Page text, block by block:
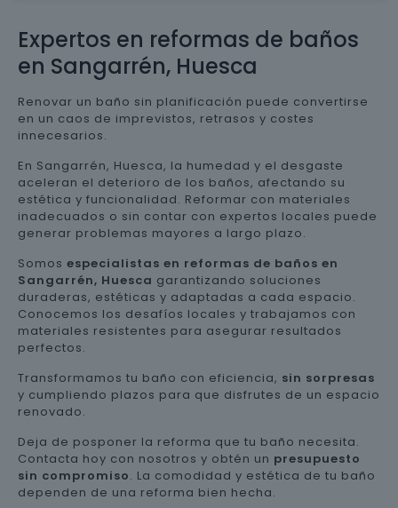
Expertos en reformas de baños
en Sangarrén, Huesca
Renovar un baño sin planificación puede convertirse
en un caos de imprevistos, retrasos y costes
innecesarios.
En Sangarrén, Huesca, la humedad y el desgaste
aceleran el deterioro de los baños, afectando su
estética y funcionalidad. Reformar con materiales
inadecuados o sin contar con expertos locales puede
generar problemas mayores a largo plazo.
Somos especialistas en reformas de baños en
Sangarrén, Huesca garantizando soluciones
duraderas, estéticas y adaptadas a cada espacio.
Conocemos los desafíos locales y trabajamos con
materiales resistentes para asegurar resultados
perfectos.
Transformamos tu baño con eficiencia, sin sorpresas
y cumpliendo plazos para que disfrutes de un espacio
renovado.
Deja de posponer la reforma que tu baño necesita.
Contacta hoy con nosotros y obtén un presupuesto
sin compromiso. La comodidad y estética de tu baño
dependen de una reforma bien hecha.